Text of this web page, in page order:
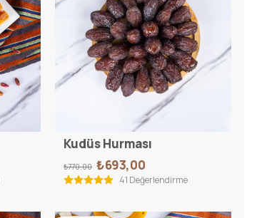
Kudüs Hurması
₺770,00 ₺693,00
41 Değerlendirme